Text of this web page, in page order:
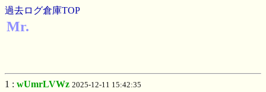
過去ログ倉庫TOP
Mr.
1 : wUmrLVWz 2025-12-11 15:42:35